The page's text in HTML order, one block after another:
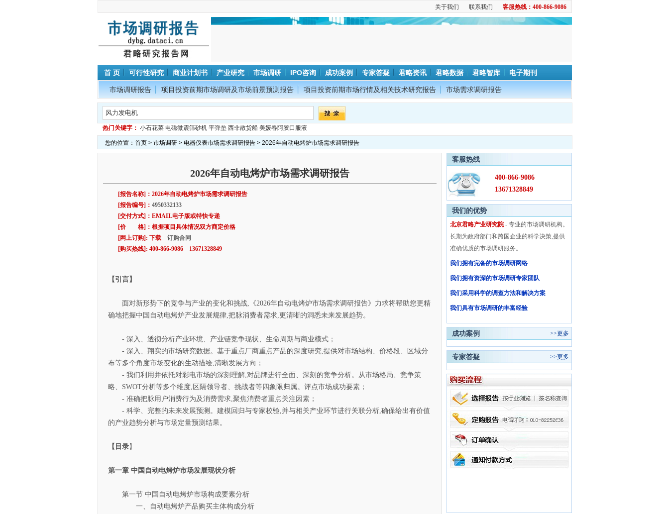
客服热线：400-866-9086
联系我们
关于我们
首 页 可行性研究 商业计划书 产业研究 市场调研 IPO咨询 成功案例 专家答疑 君略资讯 君略数据 君略智库 电子期刊
市场调研报告 项目投资前期市场调研及市场前景预测报告 项目投资前期市场行情及相关技术研究报告 市场需求调研报告
热门关键字： 小石花菜 电磁微震筛砂机 平弹垫 西非散货船 美媛春阿胶口服液
您的位置： 首页> 市场调研> 电器仪表市场需求调研报告> 2026年自动电烤炉市场需求调研报告
2026年自动电烤炉市场需求调研报告
[报告名称]：2026年自动电烤炉市场需求调研报告
[报告编号]： 4950332133
[交付方式]：EMAIL电子版或特快专递
[价 格]：根据项目具体情况双方商定价格
[网上订购]: 下载 订购合同
[购买热线]: 400-866-9086 13671328849
【引言】
面对新形势下的竞争与产业的变化和挑战,《2026年自动电烤炉市场需求调研报告》力求将帮助您更精
确地把握中国自动电烤炉产业发展规律,把脉消费者需求,更清晰的洞悉未来发展趋势。
- 深入、透彻分析产业环境、产业链竞争现状、生命周期与商业模式；
- 深入、翔实的市场研究数据。基于重点厂商重点产品的深度研究,提供对市场结构、价格段、区域分
布等多个角度市场变化的生动描绘,清晰发展方向；
- 我们利用并依托对彩电市场的深刻理解,对品牌进行全面、深刻的竞争分析。从市场格局、竞争策
略、SWOT分析等多个维度,区隔领导者、挑战者等四象限归属。评点市场成功要素；
- 准确把脉用户消费行为及消费需求,聚焦消费者重点关注因素；
- 科学、完整的未来发展预测。建模回归与专家校验,并与相关产业环节进行关联分析,确保给出有价值
的产业趋势分析与市场定量预测结果。
【目录】
第一章 中国自动电烤炉市场发展现状分析
第一节 中国自动电烤炉市场构成要素分析
一、自动电烤炉产品购买主体构成分析
客服热线
400-866-9086
13671328849
我们的优势
北京君略产业研究院- 专业的市场调研机构。
长期为政府部门和跨国企业的科学决策,提供
准确优质的市场调研服务。
我们拥有完备的市场调研网络
我们拥有资深的市场调研专家团队
我们采用科学的调查方法和解决方案
我们具有市场调研的丰富经验
成功案例 >>更多
专家答疑 >>更多